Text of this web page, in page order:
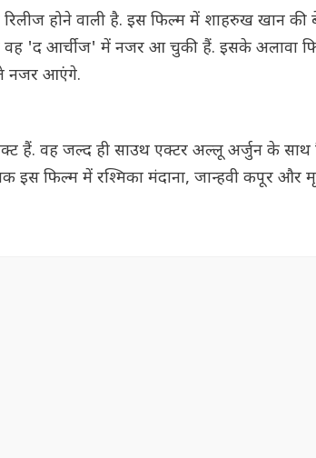
होने वाली है. इस फिल्म में शाहरुख खान की
वह 'द आर्चीज' में नजर आ चुकी हैं. इसके अलावा
नजर आएंगे.
हैं. वह जल्द ही साउथ एक्टर अल्लू अर्जुन के साथ
इस फिल्म में रश्मिका मंदाना, जान्हवी कपूर और